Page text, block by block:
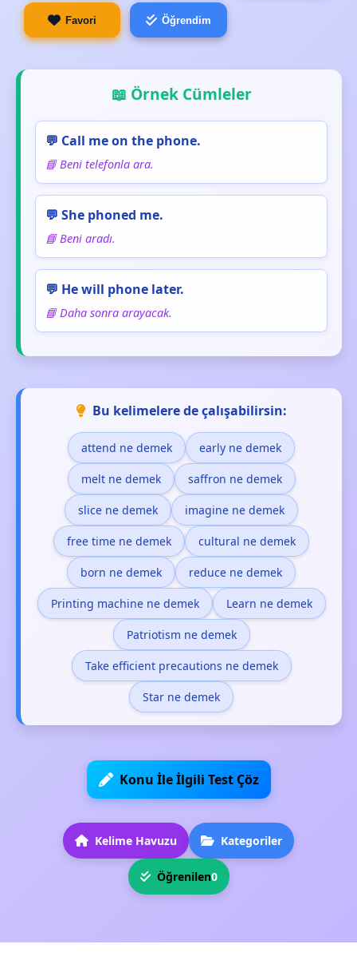
Favori Öğrendim
📖 Örnek Cümleler
💬 Call me on the phone.
📘 Beni telefonla ara.
💬 She phoned me.
📘 Beni aradı.
💬 He will phone later.
📘 Daha sonra arayacak.
Bu kelimelere de çalışabilirsin:
attend ne demek early ne demek
melt ne demek saffron ne demek
slice ne demek imagine ne demek
free time ne demek cultural ne demek
born ne demek reduce ne demek
Printing machine ne demek Learn ne demek
Patriotism ne demek
Take efficient precautions ne demek
Star ne demek
Konu İle İlgili Test Çöz
Kelime Havuzu Kategoriler
Öğrenilen0